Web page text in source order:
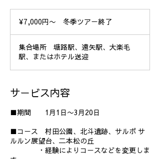
円〜
¥7,000円〜 冬季ツアー終了
集合場所 塘路駅、遠矢駅、大楽毛
駅、またはホテル送迎
サービス内容
■期間 1月1日〜3月20日
■コース 村田公園、北斗遺跡、サルボ サ
ルルン展望台、二本松の丘
・経験によりコースなどを変更しま